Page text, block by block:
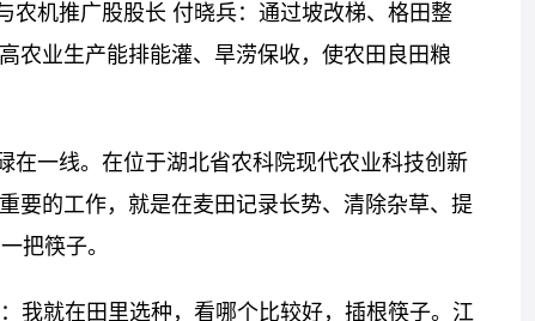
农机推广股股长 付晓兵：通过坡改梯、格田整
农业生产能排能灌、旱涝保收，使农田良田粮
在一线。在位于湖北省农科院现代农业科技创新
要的工作，就是在麦田记录长势、清除杂草、提
把筷子。
我就在田里选种，看哪个比较好，插根筷子。江